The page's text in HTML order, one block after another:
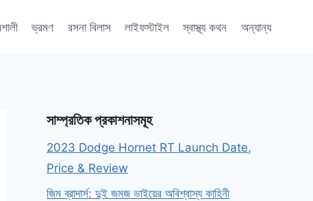
ভ্রমণ রসনা বিলাস লাইফস্টাইল স্বাস্থ্য কথন অন্যান্য
সাম্প্রতিক প্রকাশনাসমূহ
2023 Dodge Hornet RT Launch Date,
Price & Review
জিম ব্রাদার্স: দুই জমজ ভাইয়ের অবিশ্বাস্য কাহিনী